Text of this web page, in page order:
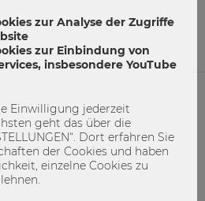
zur Analyse der Zugriffe
zur Einbindung von
insbesondere YouTube
Einwilligung jederzeit
geht das über die
Dort erfahren Sie
der Cookies und haben
einzelne Cookies zu